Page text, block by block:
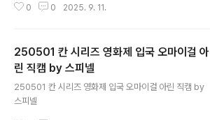
0 0 2025. 9. 11.
250501 칸 시리즈 영화제 입국 오마이걸 아
린 직캠 by 스피넬
250501 칸 시리즈 영화제 입국 오마이걸 아린 직캠 by
스피넬